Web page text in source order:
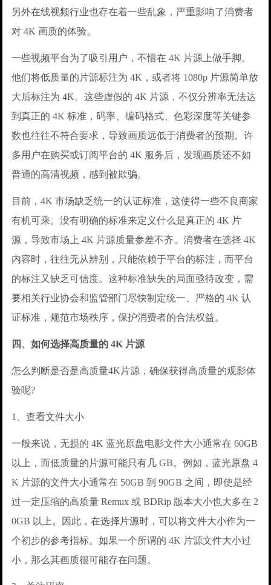
另外在线视频行业也存在着一些乱象，严重影响了消费者
对 4K 画质的体验。
一些视频平台为了吸引用户，不惜在 4K 片源上做手脚。
他们将低质量的片源标注为 4K，或者将 1080p 片源简单放
大后标注为 4K。这些虚假的 4K 片源，不仅分辨率无法达
到真正的 4K 标准，码率、编码格式、色彩深度等关键参
数也往往不符合要求，导致画质远低于消费者的预期。许
多用户在购买或订阅平台的 4K 服务后，发现画质还不如
普通的高清视频，感到被欺骗。
目前，4K 市场缺乏统一的认证标准，这使得一些不良商家
有机可乘。没有明确的标准来定义什么是真正的 4K 片
源，导致市场上 4K 片源质量参差不齐。消费者在选择 4K
内容时，往往无从辨别，只能依赖于平台的标注，而平台
的标注又缺乏可信度。这种标准缺失的局面亟待改变，需
要相关行业协会和监管部门尽快制定统一、严格的 4K 认
证标准，规范市场秩序，保护消费者的合法权益。
四、如何选择高质量的 4K 片源
怎么判断是否是高质量4K片源，确保获得高质量的观影体
验呢?
1、查看文件大小
一般来说，无损的 4K 蓝光原盘电影文件大小通常在 60GB
以上，而低质量的片源可能只有几 GB。例如，蓝光原盘 4
K 片源的文件大小通常在 50GB 到 90GB 之间，即使是经
过一定压缩的高质量 Remux 或 BDRip 版本大小也大多在 2
0GB 以上。因此，在选择片源时，可以将文件大小作为一
个初步的参考指标。如果一个所谓的 4K 片源文件大小过
小，那么其画质很可能存在问题。